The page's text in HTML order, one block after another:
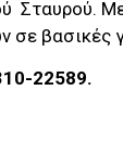
Σταυρού.
σε
22589.